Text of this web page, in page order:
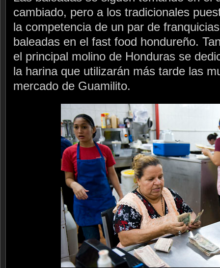
cambiado, pero a los tradicionales
la competencia de un par de
baleadas en el fast food hondureño.
el principal molino de Honduras se
la harina que utilizarán más tarde las
mercado de Guamilito.